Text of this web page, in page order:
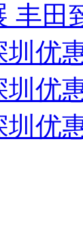
丰田
优
优
优